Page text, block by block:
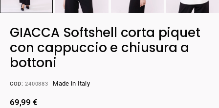
GIACCA Softshell corta piquet
con cappuccio e chiusura a
bottoni
COD:2400883 Made in Italy
69,99 €